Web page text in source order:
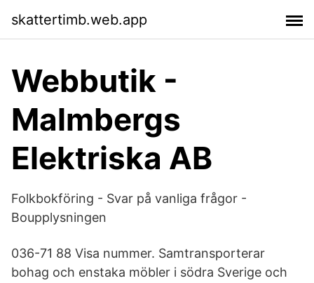
skattertimb.web.app
Webbutik -
Malmbergs
Elektriska AB
Folkbokföring - Svar på vanliga frågor -
Boupplysningen
036-71 88 Visa nummer. Samtransporterar
bohag och enstaka möbler i södra Sverige och